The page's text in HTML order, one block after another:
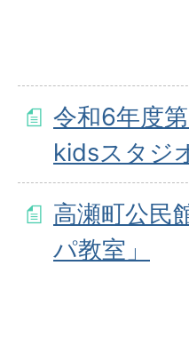
令和6年度
kidsスタジ
高瀬町公民
パ教室」